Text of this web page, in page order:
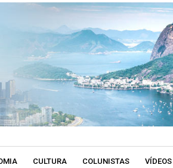
CULTURA COLUNISTAS VÍDEOS